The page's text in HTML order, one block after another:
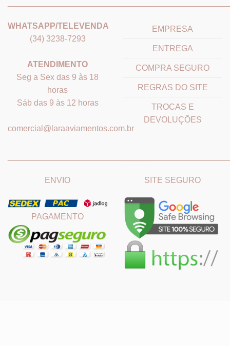
WHATSAPP/TELEVENDA
(34) 3238-7293
ATENDIMENTO
Seg a Sex das 9 às 18
horas
Sáb das 9 às 12 horas
comercial@laraaviamentos.com.br
EMPRESA
ENTREGA
COMPRA SEGURO
REGRAS DO SITE
TROCAS E
DEVOLUÇÕES
ENVIO
PAGAMENTO
SITE SEGURO